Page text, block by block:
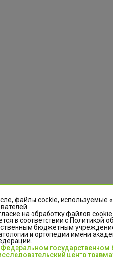
университет 2012
файлы cookie, используемые
на обработку файлов cookie
в соответствии с Политикой
бюджетным
и ортопедии имени
Федеральном
центр